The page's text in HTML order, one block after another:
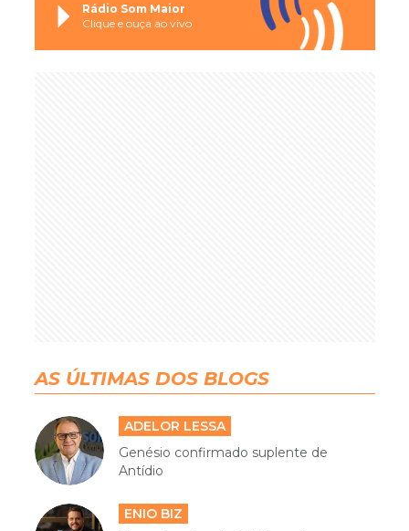
Rádio Som Maior
Clique e ouça ao vivo
AS ÚLTIMAS DOS BLOGS
ADELOR LESSA
Genésio confirmado suplente de
Antídio
ENIO BIZ